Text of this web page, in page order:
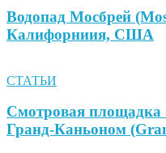
Водопад Мосбрей
Калифорниия, США
СТАТЬИ
Смотровая площадка
Гранд-Каньоном